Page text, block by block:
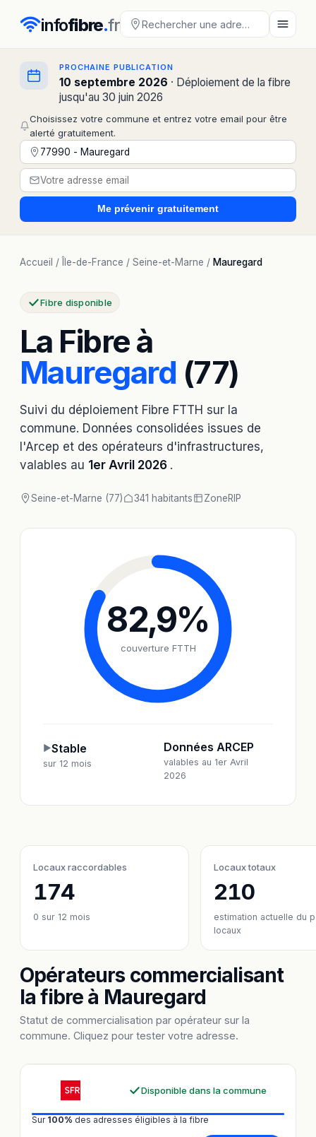
infofibre.fr
PROCHAINE PUBLICATION
10 septembre 2026 · Déploiement de la fibre
jusqu'au 30 juin 2026
Choisissez votre commune et entrez votre email pour être
alerté gratuitement.
Me prévenir gratuitement
Accueil / Île-de-France / Seine-et-Marne / Mauregard
Fibre disponible
La Fibre à
Mauregard (77)
Suivi du déploiement Fibre FTTH sur la
commune. Données consolidées issues de
l'Arcep et des opérateurs d'infrastructures,
valables au 1er Avril 2026 .
Seine-et-Marne (77) 341 habitants ZoneRIP
82,9%
couverture FTTH
▶Stable
sur 12 mois
Données ARCEP
valables au 1er Avril
2026
Locaux raccordables
174
0 sur 12 mois
Locaux totaux
210
estimation actuelle du
locaux
Opérateurs commercialisant
la fibre à Mauregard
Statut de commercialisation par opérateur sur la
commune. Cliquez pour tester votre adresse.
Disponible dans la commune
Sur 100% des adresses éligibles à la fibre